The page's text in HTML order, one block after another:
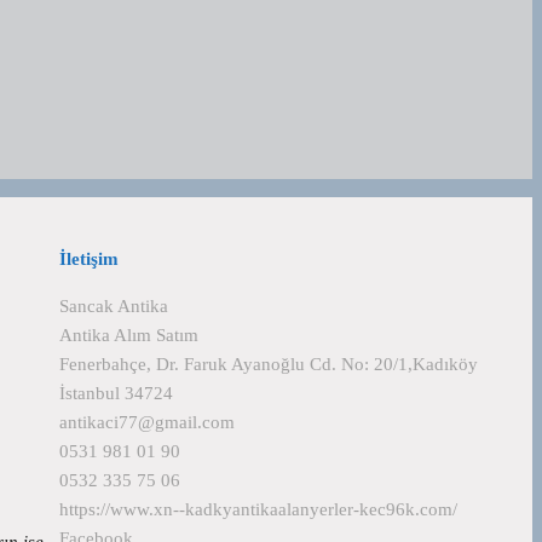
İletişim
Sancak Antika
Antika Alım Satım
Fenerbahçe, Dr. Faruk Ayanoğlu Cd. No: 20/1,Kadıköy
İstanbul 34724
antikaci77@gmail.com
0531 981 01 90
0532 335 75 06
https://www.xn--kadkyantikaalanyerler-kec96k.com/